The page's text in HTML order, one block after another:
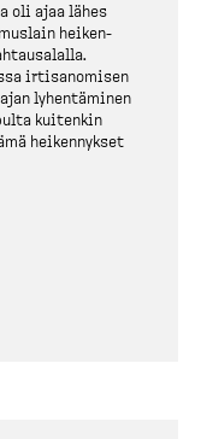
oli ajaa lähes
heiken­
irtisa­nomisen
lyhentäminen
kuitenkin
heiken­nykset